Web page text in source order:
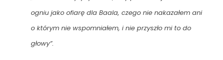
ogniu jako ofiarę dla Baala, czego nie nakazałem ani
o którym nie wspomniałem, i nie przyszło mi to do
głowy”.